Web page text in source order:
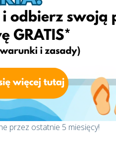
swój kupon rabatowy do
przez ostatnie 5 miesięcy!